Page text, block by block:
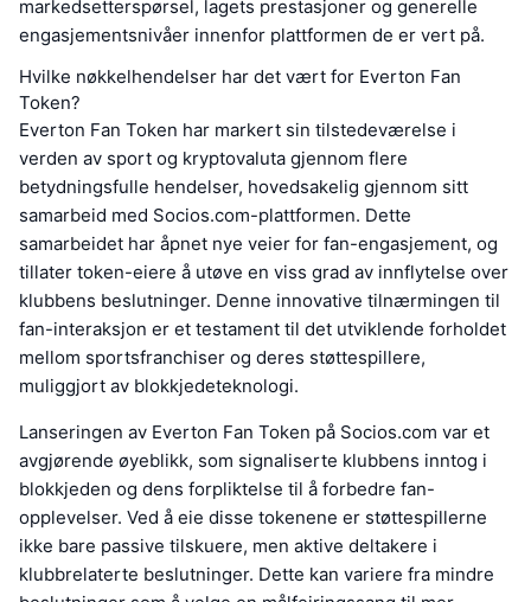
markedsetterspørsel, lagets prestasjoner og generelle
engasjementsnivåer innenfor plattformen de er vert på.
Hvilke nøkkelhendelser har det vært for Everton Fan
Token?
Everton Fan Token har markert sin tilstedeværelse i
verden av sport og kryptovaluta gjennom flere
betydningsfulle hendelser, hovedsakelig gjennom sitt
samarbeid med Socios.com-plattformen. Dette
samarbeidet har åpnet nye veier for fan-engasjement, og
tillater token-eiere å utøve en viss grad av innflytelse over
klubbens beslutninger. Denne innovative tilnærmingen til
fan-interaksjon er et testament til det utviklende forholdet
mellom sportsfranchiser og deres støttespillere,
muliggjort av blokkjedeteknologi.
Lanseringen av Everton Fan Token på Socios.com var et
avgjørende øyeblikk, som signaliserte klubbens inntog i
blokkjeden og dens forpliktelse til å forbedre fan-
opplevelser. Ved å eie disse tokenene er støttespillerne
ikke bare passive tilskuere, men aktive deltakere i
klubbrelaterte beslutninger. Dette kan variere fra mindre